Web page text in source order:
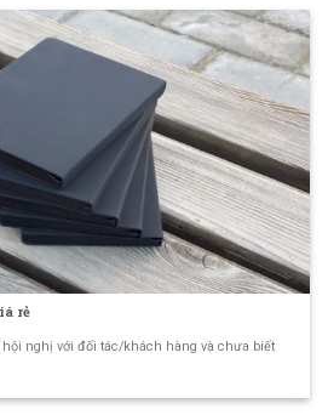
rẻ
nghị với đối tác/khách hàng và chưa biết